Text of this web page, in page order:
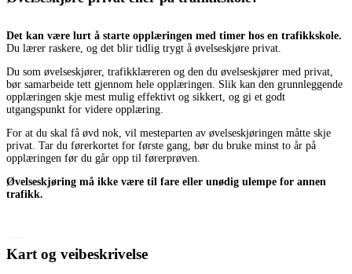
Det kan være lurt å starte opplæringen med timer hos en trafikkskole.
Du lærer raskere, og det blir tidlig trygt å øvelseskjøre privat.
Du som øvelseskjører, trafikklæreren og den du øvelseskjører med privat,
bør samarbeide tett gjennom hele opplæringen. Slik kan den grunnleggende
opplæringen skje mest mulig effektivt og sikkert, og gi et godt
utgangspunkt for videre opplæring.
For at du skal få øvd nok, vil mesteparten av øvelseskjøringen måtte skje
privat. Tar du førerkortet for første gang, bør du bruke minst to år på
opplæringen før du går opp til førerprøven.
Øvelseskjøring må ikke være til fare eller unødig ulempe for annen
trafikk.
Kart og veibeskrivelse